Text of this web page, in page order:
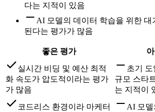
다는 지적이 있음
AI 모델의 데이터 학습을 위한 대
된다는 평가가 많음
좋은 평가
실시간 비딩 및 예산 최적
화 속도가 압도적이라는 평가
가 많음
초기
규모 스타
는 지적이
코드리스 환경이라 마케터
AI 모델